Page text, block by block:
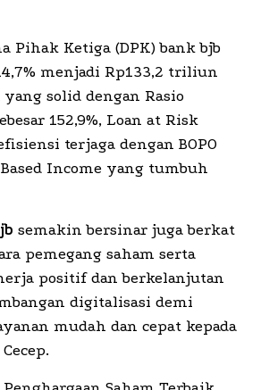
Pihak Ketiga (DPK) bank bjb
menjadi Rp133,2 triliun
solid dengan Rasio
152,9%, Loan at Risk
terjaga dengan BOPO
Based Income yang tumbuh
semakin bersinar juga berkat
pemegang saham serta
positif dan berkelanjutan
digitalisasi demi
mudah dan cepat kepada